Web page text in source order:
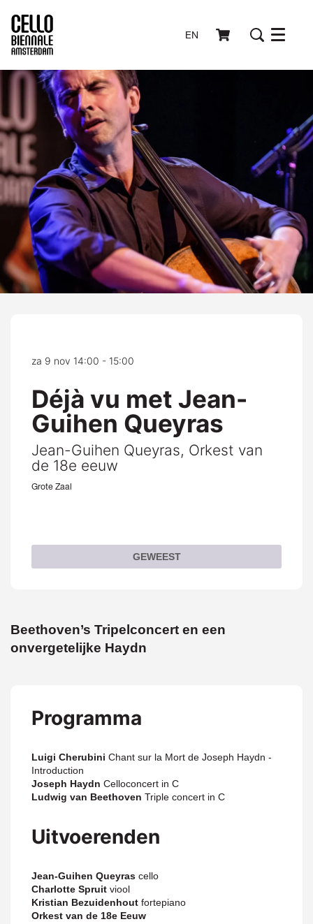
EN Menu
Déjà vu met Jean-
Guihen Queyras
Jean-Guihen Queyras, Orkest van
de 18e eeuw
za 9 nov 14:00 - 15:00
Grote Zaal
GEWEEST
Beethoven’s Tripelconcert en een
onvergetelijke Haydn
Programma
Luigi Cherubini Chant sur la Mort de Joseph Haydn -
Introduction
Joseph Haydn Celloconcert in C
Ludwig van Beethoven Triple concert in C
Uitvoerenden
Jean-Guihen Queyras cello
Charlotte Spruit viool
Kristian Bezuidenhout fortepiano
Orkest van de 18e Eeuw